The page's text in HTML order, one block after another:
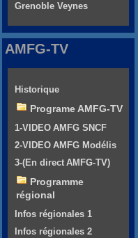
Grenoble Veynes
AMFG-TV
Historique
Programe AMFG-TV
1-VIDEO AMFG SNCF
2-VIDEO AMFG Modélis
3-(En direct AMFG-TV)
Programme
régional
Infos régionales 1
Infos régionales 2